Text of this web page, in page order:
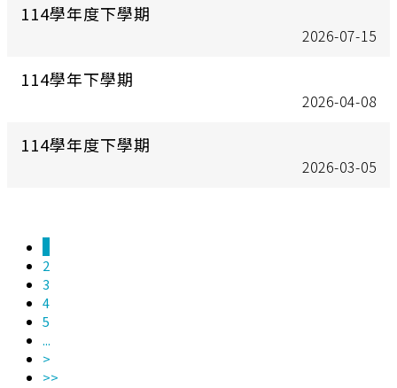
114學年度下學期
2026-07-15
114學年下學期
2026-04-08
114學年度下學期
2026-03-05
2
3
4
5
...
>
>>